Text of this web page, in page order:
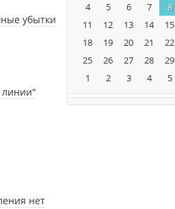
убытки
линии"
нет
4
5 6 7 8
11
12 13 14 15
18
19 20 21 22
25
26 27 28 29
1
2 3 4 5